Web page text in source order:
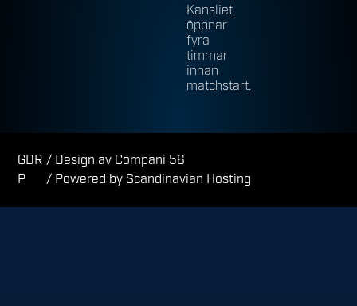
Kansliet
öppnar
fyra
timmar
innan
matchstart.
GDR
P
/ Design av Compani 56
/ Powered by Scandinavian Hosting